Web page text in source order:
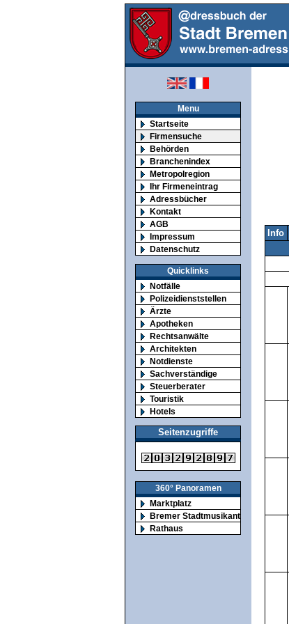
Menu
Startseite
Firmensuche
Behörden
Branchenindex
Metropolregion
Ihr Firmeneintrag
Adressbücher
Kontakt
AGB
Impressum
Datenschutz
Quicklinks
Notfälle
Polizeidienststellen
Ärzte
Apotheken
Rechtsanwälte
Architekten
Notdienste
Sachverständige
Steuerberater
Touristik
Hotels
Seitenzugriffe
360° Panoramen
Marktplatz
Bremer Stadtmusikanten
Rathaus
Info